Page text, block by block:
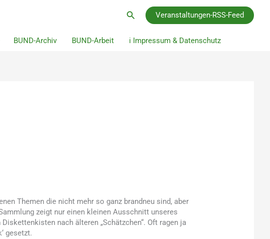
SuchenVeranstaltungen-RSS-Feed
BUND-Archiv BUND-Arbeit ℹ️ Impressum & Datenschutz
Themen die nicht mehr so ganz brandneu sind, aber
zeigt nur einen kleinen Ausschnitt unseres
nach älteren „Schätzchen“. Oft ragen ja
gesetzt.